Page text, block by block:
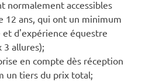
normalement accessibles
12 ans, qui ont un minimum
et d'expérience équestre
3 allures);
en compte dès réception
un tiers du prix total;